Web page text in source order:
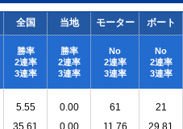
全国 当地 モーター ボート
勝率
2連率
3連率
勝率
2連率
3連率
No
2連率
3連率
No
2連率
3連率
5.55
35.61
0.00
0.00
61
11.76
21
29.81